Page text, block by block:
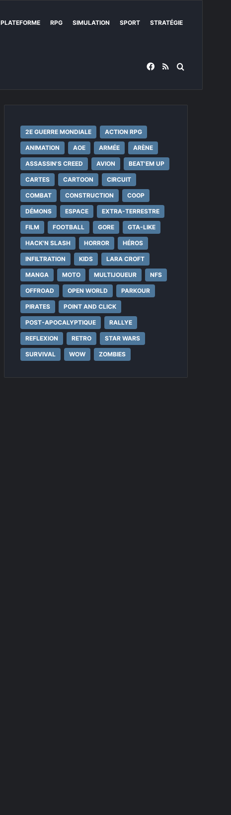
PLATEFORME RPG SIMULATION SPORT STRATÉGIE
Facebook
RSS
2E GUERRE MONDIALE ACTION RPG
ANIMATION AOE ARMÉE ARÈNE
ASSASSIN'S CREED AVION BEAT'EM UP
CARTES CARTOON CIRCUIT
COMBAT CONSTRUCTION COOP
DÉMONS ESPACE EXTRA-TERRESTRE
FILM FOOTBALL GORE GTA-LIKE
HACK'N SLASH HORROR HÉROS
INFILTRATION KIDS LARA CROFT
MANGA MOTO MULTIJOUEUR NFS
OFFROAD OPEN WORLD PARKOUR
PIRATES POINT AND CLICK
POST-APOCALYPTIQUE RALLYE
REFLEXION RETRO STAR WARS
SURVIVAL WOW ZOMBIES